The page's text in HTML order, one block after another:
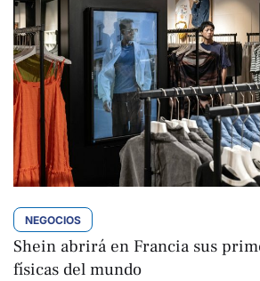
NEGOCIOS
Shein abrirá en Francia sus
físicas del mundo